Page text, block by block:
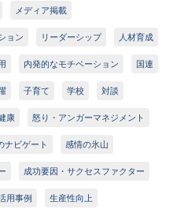
メディア掲載
ョン リーダーシップ 人材育成
内発的なモチベーション 国連
子育て 学校 対談
康 怒り・アンガーマネジメント
ナビゲート 感情の氷山
成功要因・サクセスファクター
用事例 生産性向上